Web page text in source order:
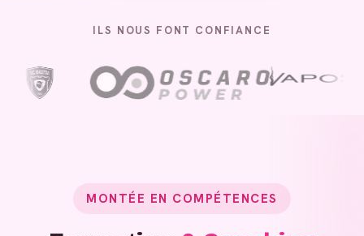
ILS NOUS FONT CONFIANCE
MONTÉE EN COMPÉTENCES